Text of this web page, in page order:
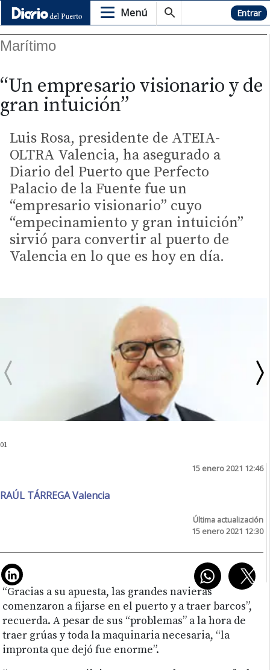
Menú Hemeroteca Entrar
Marítimo
“Un empresario visionario y de
gran intuición”
Luis Rosa, presidente de ATEIA-
OLTRA Valencia, ha asegurado a
Diario del Puerto que Perfecto
Palacio de la Fuente fue un
“empresario visionario” cuyo
“empecinamiento y gran intuición”
sirvió para convertir al puerto de
Valencia en lo que es hoy en día.
01
15 enero 2021 12:46
RAÚL TÁRREGA Valencia
Última actualización
15 enero 2021 12:30
“Gracias a su apuesta, las grandes navieras
comenzaron a fijarse en el puerto y a traer barcos”,
recuerda. A pesar de sus “problemas” a la hora de
traer grúas y toda la maquinaria necesaria, “la
impronta que dejó fue enorme”.